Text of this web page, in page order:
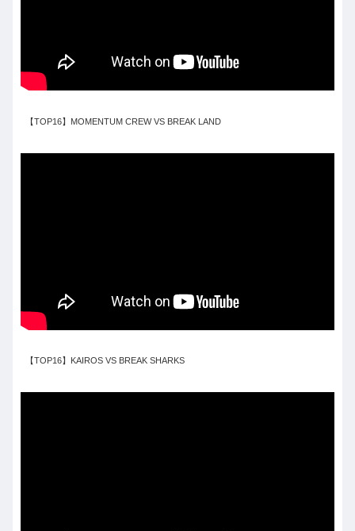
【TOP16】MOMENTUM CREW VS BREAK LAND
【TOP16】KAIROS VS BREAK SHARKS